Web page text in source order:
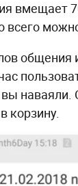
вмещает
всего
общения
корзину.